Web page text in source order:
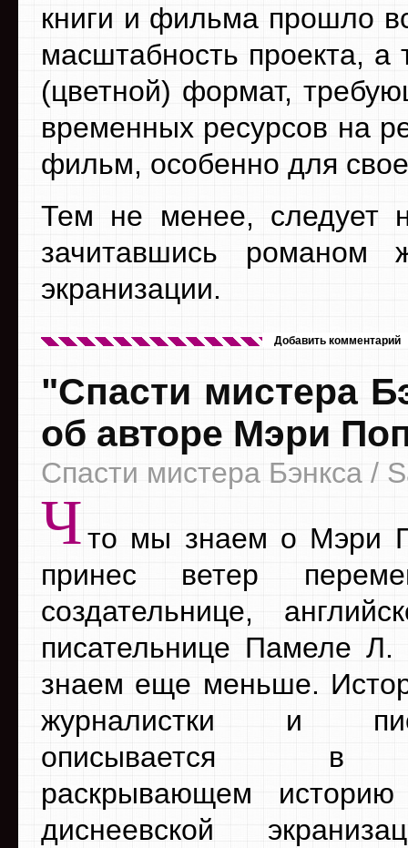
книги и фильма прошло
масштабность проекта, а
(цветной) формат,
временных ресурсов на
фильм, особенно для
Тем не менее, следует
зачитавшись романом
экранизации.
Добавить комментарий
"Спасти мистера
об авторе Мэри
Спасти мистера Бэнкса /
Что мы знаем о Мэри
принес ветер
создательнице,
писательнице Памеле
знаем еще меньше.
журналистки и
описывается в
раскрывающем историю
диснеевской